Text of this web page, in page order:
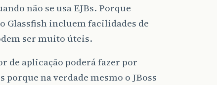
não se usa EJBs. Porque
Glassfish incluem facilidades de
ser muito úteis.
de aplicação poderá fazer por
na verdade mesmo o JBoss